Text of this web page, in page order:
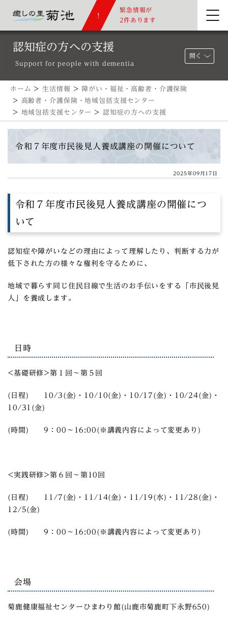
緊急情報が
2件あります
認知症の方への支援
Support for people with dementia
開く
ホーム >生活情報 >
障がい・福祉・高齢者・介護保険
> 高齢者・介護保険・地域包括支援センター
> 地域包括支援センター > 認知症の方への支援
令和７年度市民後見人養成講座の開催について
2025年09月17日
令和７年度市民後見人養成講座の開催につ
いて
認知症や障がいなどの理由によって理解したり、判断する力が
低下された方の様々な権利を守るために、
地域で暮らす同じ住民目線で生活のお手伝いをする「市民後見
人」を養成します。
日時
<基礎研修>第１回～第５回
(日程) 10/3(金)・10/10(金)・10/17(金)・10/24(金)・
10/31(金)
(時間) 9：00～16:00(※講義内容によって変更あり)
<実践研修>第６回～第10回
(日程) 11/7(金)・11/14(金)・11/19(水)・11/28(金)・
12/5(金)
(時間) 9：00～16:00(※講義内容によって変更あり)
会場
菊鹿健康福祉センターひまわり館(山鹿市菊鹿町下永野650)